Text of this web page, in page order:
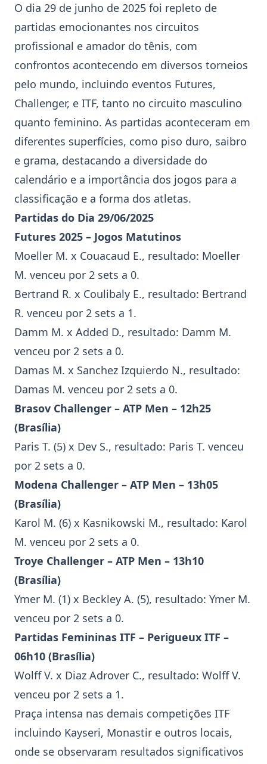
O dia 29 de junho de 2025 foi repleto de
partidas emocionantes nos circuitos
profissional e amador do tênis, com
confrontos acontecendo em diversos torneios
pelo mundo, incluindo eventos Futures,
Challenger, e ITF, tanto no circuito masculino
quanto feminino. As partidas aconteceram em
diferentes superfícies, como piso duro, saibro
e grama, destacando a diversidade do
calendário e a importância dos jogos para a
classificação e a forma dos atletas.
Partidas do Dia 29/06/2025
Futures 2025 – Jogos Matutinos
Moeller M. x Couacaud E., resultado: Moeller
M. venceu por 2 sets a 0.
Bertrand R. x Coulibaly E., resultado: Bertrand
R. venceu por 2 sets a 1.
Damm M. x Added D., resultado: Damm M.
venceu por 2 sets a 0.
Damas M. x Sanchez Izquierdo N., resultado:
Damas M. venceu por 2 sets a 0.
Brasov Challenger – ATP Men – 12h25
(Brasília)
Paris T. (5) x Dev S., resultado: Paris T. venceu
por 2 sets a 0.
Modena Challenger – ATP Men – 13h05
(Brasília)
Karol M. (6) x Kasnikowski M., resultado: Karol
M. venceu por 2 sets a 0.
Troye Challenger – ATP Men – 13h10
(Brasília)
Ymer M. (1) x Beckley A. (5), resultado: Ymer M.
venceu por 2 sets a 0.
Partidas Femininas ITF – Perigueux ITF –
06h10 (Brasília)
Wolff V. x Diaz Adrover C., resultado: Wolff V.
venceu por 2 sets a 1.
Praça intensa nas demais competições ITF
incluindo Kayseri, Monastir e outros locais,
onde se observaram resultados significativos